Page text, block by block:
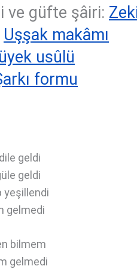
ve güfte şâiri:
Uşşak makâmı
usûlü
formu
geldi
geldi
yeşillendi
gelmedi
bilmem
gelmedi